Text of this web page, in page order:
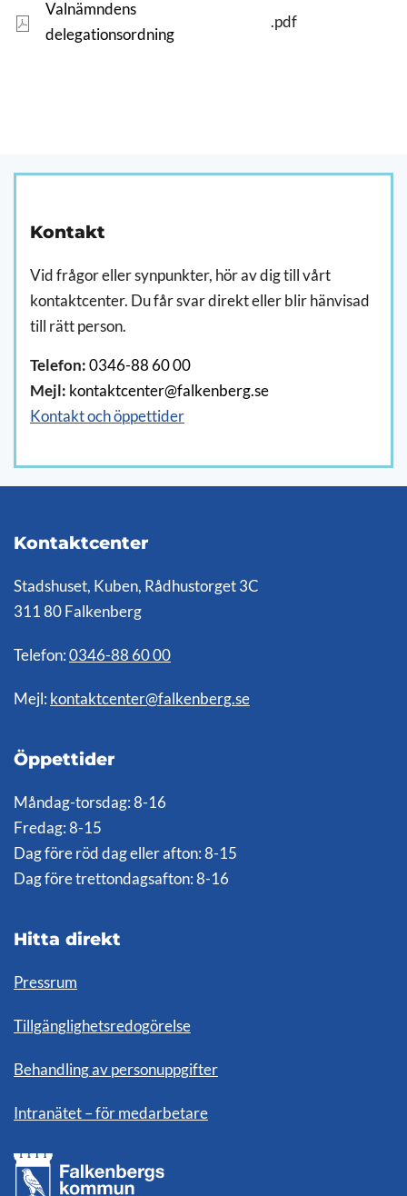
Valnämndens
delegationsordning
.pdf
Kontakt
Vid frågor eller synpunkter, hör av dig till vårt
kontaktcenter. Du får svar direkt eller blir hänvisad
till rätt person.
Telefon: 0346-88 60 00
Mejl: kontaktcenter@falkenberg.se
Kontakt och öppettider
Kontaktcenter
Stadshuset, Kuben, Rådhustorget 3C
311 80 Falkenberg
Telefon: 0346-88 60 00
Mejl: kontaktcenter@falkenberg.se
Öppettider
Måndag-torsdag: 8-16
Fredag: 8-15
Dag före röd dag eller afton: 8-15
Dag före trettondagsafton: 8-16
Hitta direkt
Pressrum
Tillgänglighetsredogörelse
Behandling av personuppgifter
Intranätet – för medarbetare